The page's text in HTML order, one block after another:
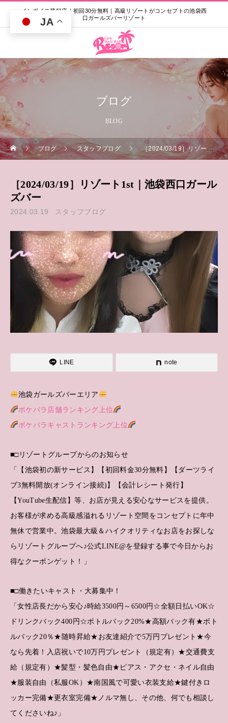
インボイス登録店｜初回30分無料｜高級リゾートがコンセプトの池袋西
口ガールズバーリゾート
ブログ
BLOG
ブログ スタッフブログ ［2024/03/19］リゾート1st｜池袋西口ガールズバー
［2024/03/19］リゾート1st｜池袋西口ガール
ズバー
2024.03.19 スタッフブログ
LINE note
池袋ガールズバーエリア
ポケパラ店舗ランキング上位
ポケパラキャストランキング上位
■□リゾートグループからのお知らせ
「【池袋初の新サービス】【初回料金30分無料】【ダーツライ
ブ3無料開放(オンライン接続)】【会計レシート発行】
【YouTube生配信】等、お店が見える安心なサービスを提供。
お客様が求める高級感溢れるリゾート空間をコンセプトに年中
無休で営業中。池袋最大級＆ハイクオリティなお店をお探しな
らリゾートグループへ♪公式LINE@を登録する事で今日からお
得なクーポンゲット！」
■□働きたいキャスト・大募集中！
「女性店長だから安心♪時給3500円～6500円☆全額日払いOK☆
ドリンクバック400円☆ボトルバック20%★高額バック有★ボト
ルバック20％★随時昇給★お友達紹介で5万円プレゼント★今
なら先着！入店祝いで10万円プレゼント（規定有）★交通費支
給（規定有）★髪型・髪色自由★ピアス・アクセ・ネイル自由
★服装自由（私服OK）★南国風で可愛い衣装支給★鍵付きロ
ッカー完備★更衣室完備★ノルマ無し、その他、何でも相談し
てくださいね♪」
JA